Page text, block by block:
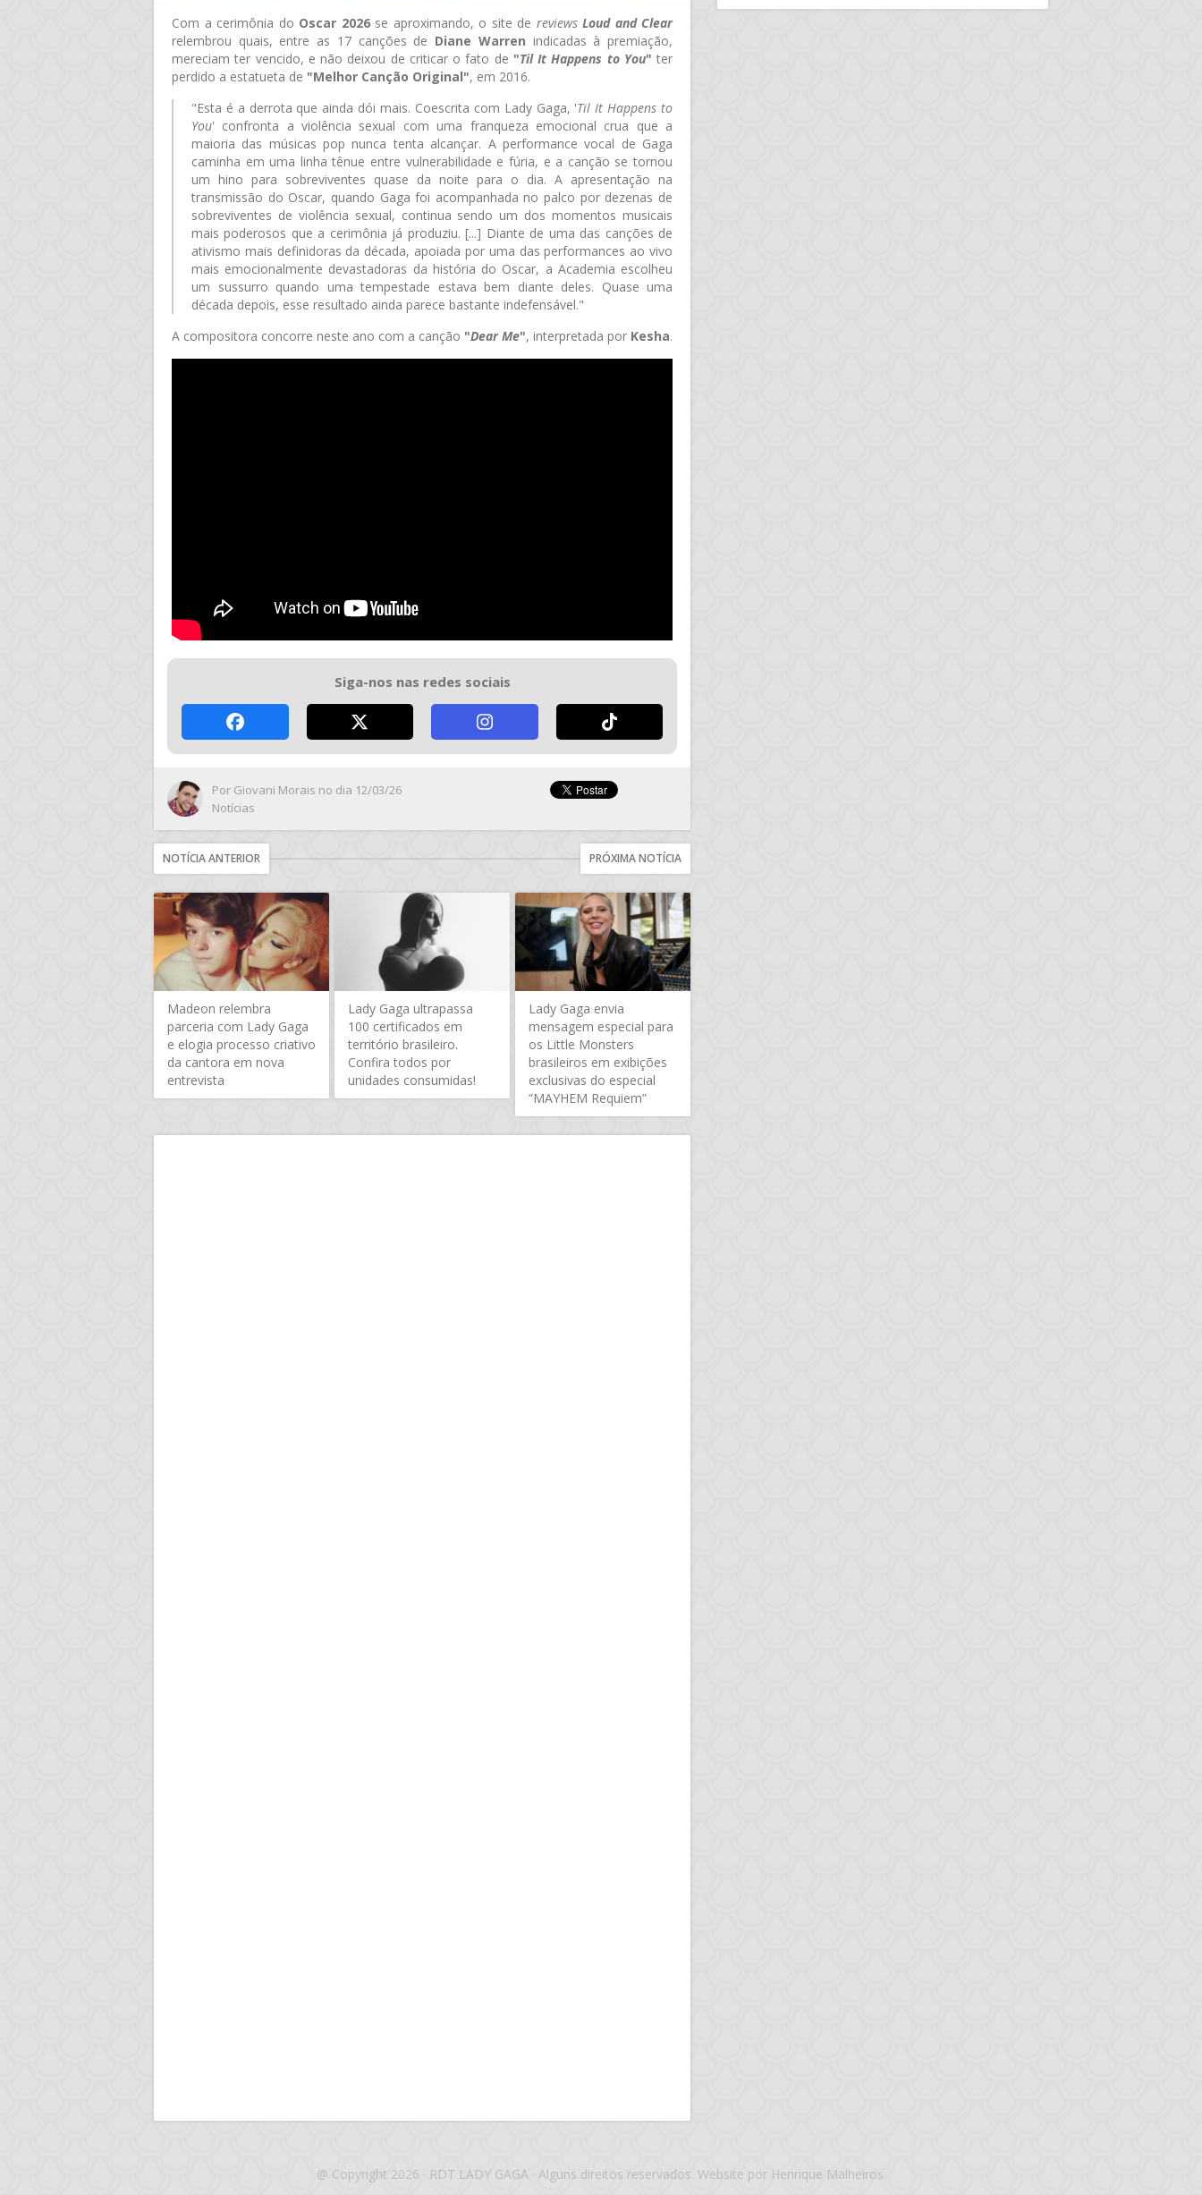
Com a cerimônia do Oscar 2026se aproximando, o site de reviews Loud and Clear
relembrou quais, entre as 17 canções de Diane Warren indicadas à premiação,
mereciam ter vencido, e não deixou de criticar o fato de "Til It Happens to You" ter
perdido a estatueta de "Melhor Canção Original", em 2016.
"Esta é a derrota que ainda dói mais. Coescrita com Lady Gaga, 'Til It Happens to
You' confronta a violência sexual com uma franqueza emocional crua que a
maioria das músicas pop nunca tenta alcançar. A performance vocal de Gaga
caminha em uma linha tênue entre vulnerabilidade e fúria, e a canção se tornou
um hino para sobreviventes quase da noite para o dia. A apresentação na
transmissão do Oscar, quando Gaga foi acompanhada no palco por dezenas de
sobreviventes de violência sexual, continua sendo um dos momentos musicais
mais poderosos que a cerimônia já produziu. [...] Diante de uma das canções de
ativismo mais definidoras da década, apoiada por uma das performances ao vivo
mais emocionalmente devastadoras da história do Oscar, a Academia escolheu
um sussurro quando uma tempestade estava bem diante deles. Quase uma
década depois, esse resultado ainda parece bastante indefensável."
A compositora concorre neste ano com a canção "Dear Me", interpretada por Kesha.
Siga-nos nas redes sociais
Por Giovani Morais no dia 12/03/26
Notícias
NOTÍCIA ANTERIOR PRÓXIMA NOTÍCIA
Madeon relembra
parceria com Lady Gaga
e elogia processo criativo
da cantora em nova
entrevista
Lady Gaga ultrapassa
100 certificados em
território brasileiro.
Confira todos por
unidades consumidas!
Lady Gaga envia
mensagem especial para
os Little Monsters
brasileiros em exibições
exclusivas do especial
“MAYHEM Requiem”
@ Copyright 2026 · RDT LADY GAGA · Alguns direitos reservados. Website por Henrique Malheiros.